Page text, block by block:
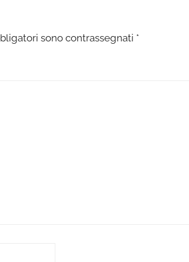
sono contrassegnati *